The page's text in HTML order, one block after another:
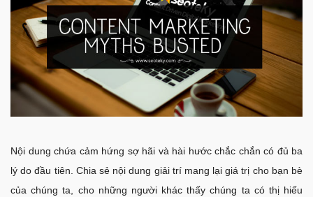
Nội dung chứa cảm hứng sợ hãi và hài hước chắc chắn có đủ ba
lý do đầu tiên. Chia sẻ nội dung giải trí mang lại giá trị cho bạn bè
của chúng ta, cho những người khác thấy chúng ta có thị hiếu